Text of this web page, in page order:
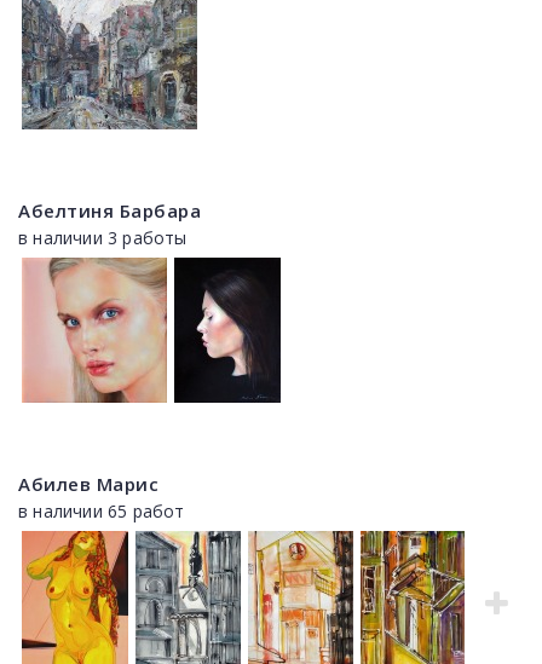
Абелтиня Барбара
в наличии 3 работы
Абилев Марис
в наличии 65 работ